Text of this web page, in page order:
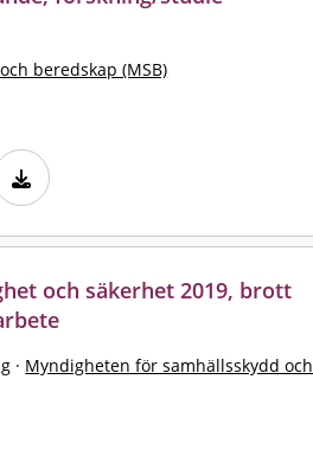
beredskap (MSB)
och säkerhet 2019, brott
· Myndigheten för samhällsskydd och